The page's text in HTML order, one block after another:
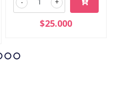
$25.000